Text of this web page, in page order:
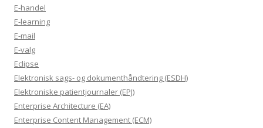
E-handel
E-learning
E-mail
E-valg
Eclipse
Elektronisk sags- og dokumenthåndtering (ESDH)
Elektroniske patientjournaler (EPJ)
Enterprise Architecture (EA)
Enterprise Content Management (ECM)